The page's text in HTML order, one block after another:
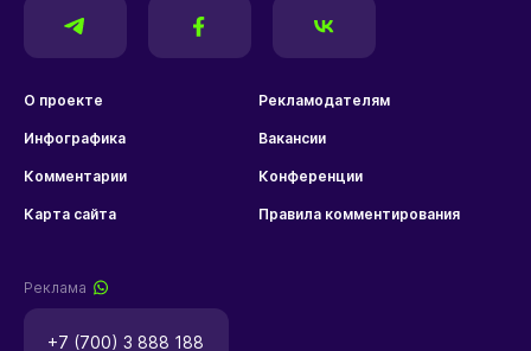
О проекте Рекламодателям
Инфографика Вакансии
Комментарии Конференции
Карта сайта Правила комментирования
Реклама
+7 (700) 3 888 188